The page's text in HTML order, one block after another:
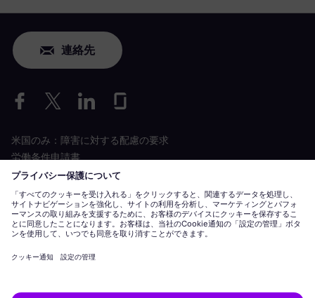
連絡先
米国のみ：障害に対する配慮の要求
労働条件申請書
siemens-energy.comグローバルウェブサイト
企業情報 プライバシーに関する通知
クッキーに関する通知
利用規約
デジ